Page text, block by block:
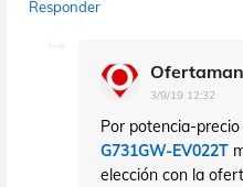
Responder
Ofertaman
3/9/19 12:32
Por potencia-precio
G731GW-EV022T
elección con la